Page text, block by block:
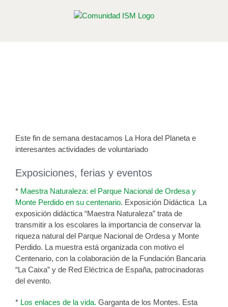
Este fin de semana destacamos La Hora del Planeta e
interesantes actividades de voluntariado
Exposiciones, ferias y eventos
* Maestra Naturaleza: el Parque Nacional de Ordesa y
Monte Perdido en su centenario. Exposición Didáctica La
exposición didáctica “Maestra Naturaleza” trata de
transmitir a los escolares la importancia de conservar la
riqueza natural del Parque Nacional de Ordesa y Monte
Perdido. La muestra está organizada con motivo el
Centenario, con la colaboración de la Fundación Bancaria
“La Caixa” y de Red Eléctrica de España, patrocinadoras
del evento.
* Los enlaces de la vida. Garganta de los Montes. Esta